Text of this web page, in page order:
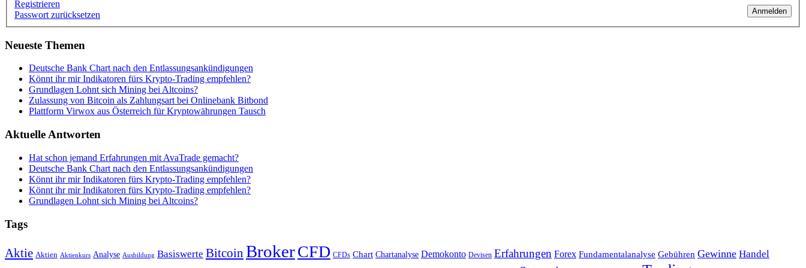
Anmelden
Registrieren
Passwort zurücksetzen
Neueste Themen
Deutsche Bank Chart nach den Entlassungsankündigungen
Könnt ihr mir Indikatoren fürs Krypto-Trading empfehlen?
Grundlagen Lohnt sich Mining bei Altcoins?
Zulassung von Bitcoin als Zahlungsart bei Onlinebank Bitbond
Plattform Virwox aus Österreich für Kryptowährungen Tausch
Aktuelle Antworten
Hat schon jemand Erfahrungen mit AvaTrade gemacht?
Deutsche Bank Chart nach den Entlassungsankündigungen
Könnt ihr mir Indikatoren fürs Krypto-Trading empfehlen?
Könnt ihr mir Indikatoren fürs Krypto-Trading empfehlen?
Grundlagen Lohnt sich Mining bei Altcoins?
Tags
Aktie Aktien Aktienkurs Analyse Ausbildung Basiswerte Bitcoin BrokerCFD CFDs Chart Chartanalyse Demokonto Devisen Erfahrungen Forex Fundamentalanalyse Gebühren Gewinne Handel